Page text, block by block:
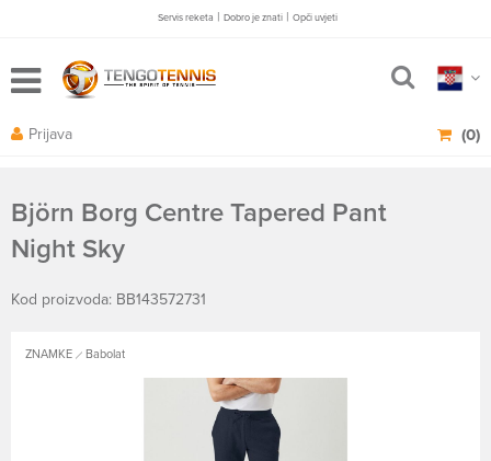
Servis reketa | Dobro je znati | Opči uvjeti
(0)
Prijava
Björn Borg Centre Tapered Pant
Night Sky
Kod proizvoda: BB143572731
ZNAMKE Babolat